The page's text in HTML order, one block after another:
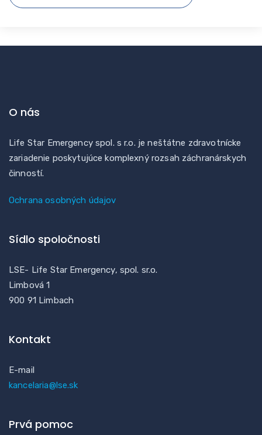
O nás
Life Star Emergency spol. s r.o. je neštátne zdravotnícke
zariadenie poskytujúce komplexný rozsah záchranárskych
činností.
Ochrana osobných údajov
Sídlo spoločnosti
LSE- Life Star Emergency, spol. sr.o.
Limbová 1
900 91 Limbach
Kontakt
E-mail
kancelaria@lse.sk
Prvá pomoc